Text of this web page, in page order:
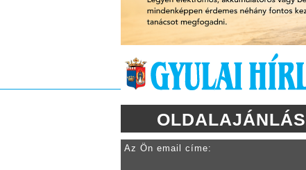
OLDALAJÁNLÁS
Az Ön email címe: